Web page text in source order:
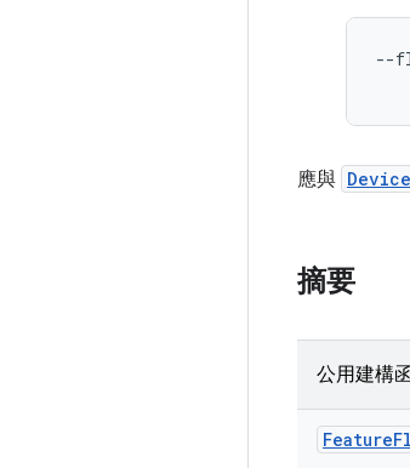
--
應與
摘要
公用建構
Feature